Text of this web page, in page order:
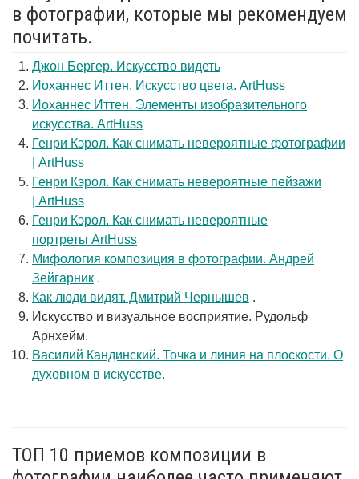
в фотографии, которые мы рекомендуем
почитать.
Джон Бергер. Искусство видеть
Иоханнес Иттен. Искусство цвета. ArtHuss
Иоханнес Иттен. Элементы изобразительного
искусства. ArtHuss
Генри Кэрол. Как снимать невероятные фотографии
| ArtHuss
Генри Кэрол. Как снимать невероятные пейзажи
| ArtHuss
Генри Кэрол. Как снимать невероятные
портреты ArtHuss
Мифология композиция в фотографии. Андрей
Зейгарник .
Как люди видят. Дмитрий Чернышев .
Искусство и визуальное восприятие. Рудольф
Арнхейм.
Василий Кандинский. Точка и линия на плоскости. О
духовном в искусстве.
ТОП 10 приемов композиции в